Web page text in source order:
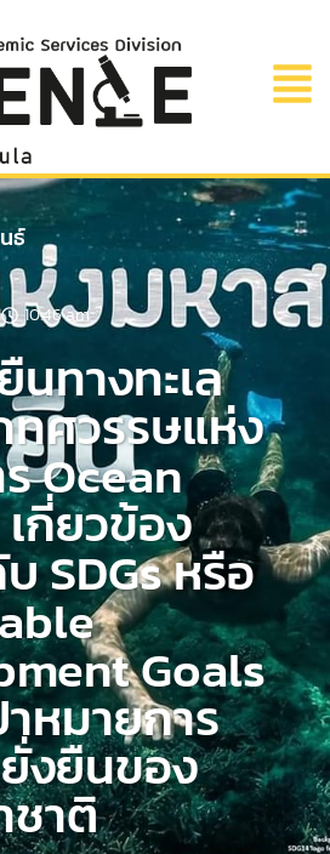
ธ์
10:46 am
ทางทะเล
ศวรรษแห่ง
Ocean
กี่ยวข้อง
SDGs หรือ
Goals
หมายการ
ยืนของ
ชาติ